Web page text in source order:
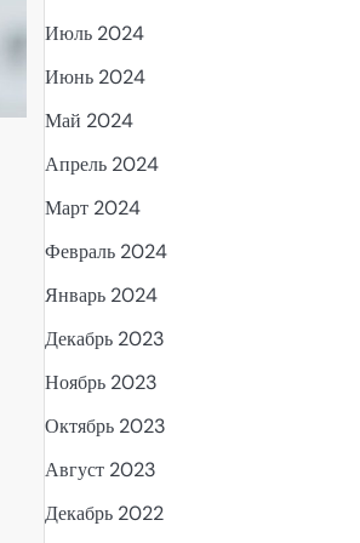
Июль 2024
Июнь 2024
Май 2024
Апрель 2024
Март 2024
Февраль 2024
Январь 2024
Декабрь 2023
Ноябрь 2023
Октябрь 2023
Август 2023
Декабрь 2022